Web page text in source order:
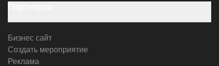
Бизнес сайт
Создать мероприятие
Реклама